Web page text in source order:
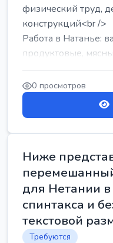
физический труд,
конструкций<br />
Работа в Натанье:
продуктовые,
Разнорабочий на
0 просмотров
Ниже
для Нетании в
спинтакса и
текстовой
Требуются